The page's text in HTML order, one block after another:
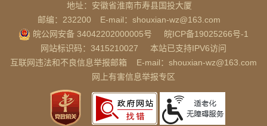
地址：安徽省淮南市寿县国投大厦
邮编：232200
E-mail：shouxian-wz@163.com
皖公网安备 34042202000005号
皖ICP备19025266号-1
网站标识码：3415210027
本站已支持IPV6访问
互联网违法和不良信息举报邮箱
E-mail：shouxian-wz@163.com
网上有害信息举报专区